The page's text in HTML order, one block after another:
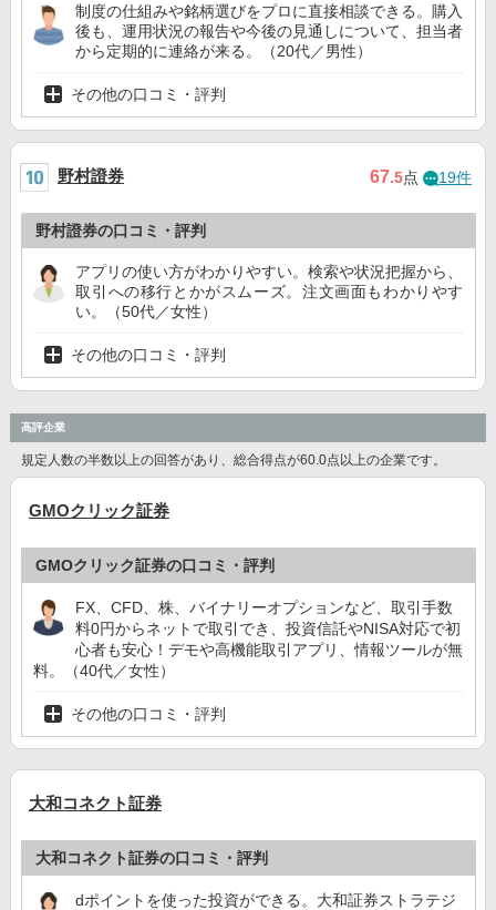
制度の仕組みや銘柄選びをプロに直接相談できる。購入
後も、運用状況の報告や今後の見通しについて、担当者
から定期的に連絡が来る。（20代／男性）
その他の口コミ・評判
野村證券 67.5点 19件
野村證券の口コミ・評判
アプリの使い方がわかりやすい。検索や状況把握から、
取引への移行とかがスムーズ。注文画面もわかりやす
い。（50代／女性）
その他の口コミ・評判
高評企業
規定人数の半数以上の回答があり、総合得点が60.0点以上の企業です。
GMOクリック証券
GMOクリック証券の口コミ・評判
FX、CFD、株、バイナリーオプションなど、取引手数
料0円からネットで取引でき、投資信託やNISA対応で初
心者も安心！デモや高機能取引アプリ、情報ツールが無
料。（40代／女性）
その他の口コミ・評判
大和コネクト証券
大和コネクト証券の口コミ・評判
dポイントを使った投資ができる。大和証券ストラテジ